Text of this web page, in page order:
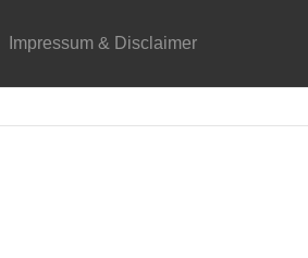
Impressum & Disclaimer